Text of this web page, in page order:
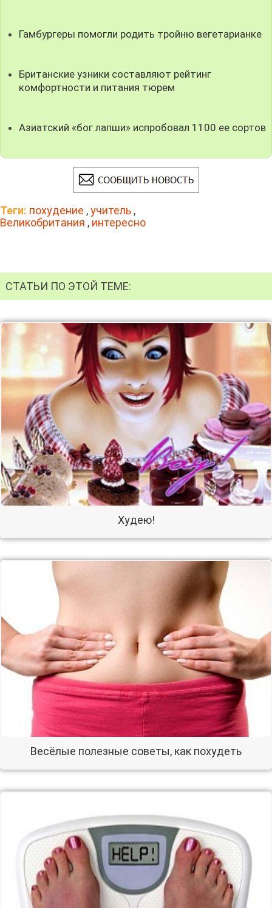
Гамбургеры помогли родить тройню вегетарианке
Британские узники составляют рейтинг
комфортности и питания тюрем
Азиатский «бог лапши» испробовал 1100 ее сортов
Теги: похудение ,учитель ,
Великобритания , интересно
СТАТЬИ ПО ЭТОЙ ТЕМЕ:
Худею!
Весёлые полезные советы, как похудеть